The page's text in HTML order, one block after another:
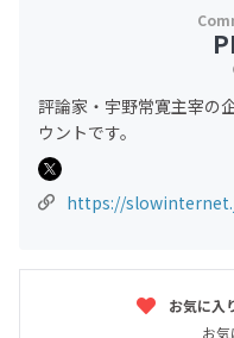
評論家・宇野常寛主宰の
ウントです。
https://
お気に入
お気